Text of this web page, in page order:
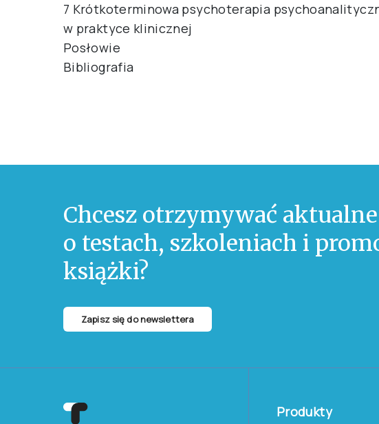
7 Krótkoterminowa psychoterapia
w praktyce klinicznej
Posłowie
Bibliografia
Chcesz otrzymywać
o testach, szkoleniach i
książki?
Zapisz się do newslettera
Produkty